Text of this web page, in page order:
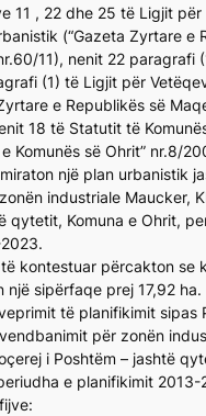
11 , 22 dhe 25 të Ligjit për
(“Gazeta Zyrtare e
11), nenit 22 paragrafi
(1) të Ligjit për
e Republikës së
18 të Statutit të
Komunës së Ohrit” nr.8/
një plan urbanistik
industriale Maucker,
qytetit, Komuna e Ohrit,
kontestuar përcakton se
një sipërfaqe prej 17,92 ha.
të planifikimit sipas
për zonën
i Poshtëm – jashtë
e planifikimit